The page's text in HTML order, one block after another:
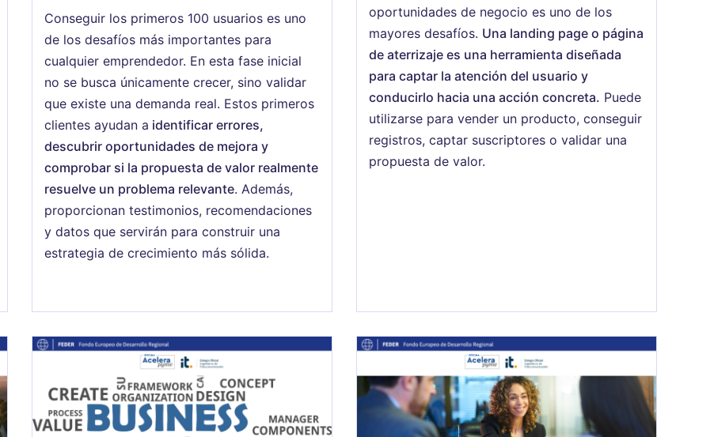
Conseguir los primeros 100 usuarios es uno
de los desafíos más importantes para
cualquier emprendedor. En esta fase inicial
no se busca únicamente crecer, sino validar
que existe una demanda real. Estos primeros
clientes ayudan a identificar errores,
descubrir oportunidades de mejora y
comprobar si la propuesta de valor realmente
resuelve un problema relevante. Además,
proporcionan testimonios, recomendaciones
y datos que servirán para construir una
estrategia de crecimiento más sólida.
oportunidades de negocio es uno de los
mayores desafíos. Una landing page o página
de aterrizaje es una herramienta diseñada
para captar la atención del usuario y
conducirlo hacia una acción concreta. Puede
utilizarse para vender un producto, conseguir
registros, captar suscriptores o validar una
propuesta de valor.